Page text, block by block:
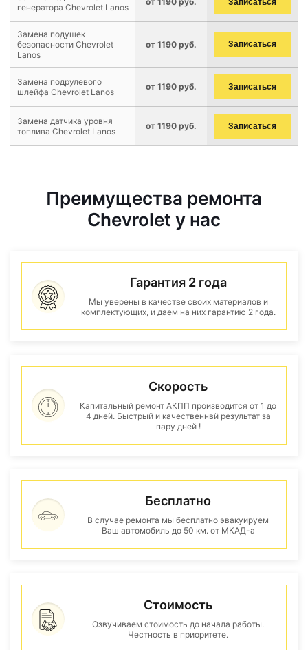
генератора Chevrolet Lanos
Записаться
Замена подушек
безопасности Chevrolet
Lanos
от 1190 руб. Записаться
Замена подрулевого
шлейфа Chevrolet Lanos
от 1190 руб. Записаться
Замена датчика уровня
топлива Chevrolet Lanos
от 1190 руб. Записаться
Преимущества ремонта
Chevrolet у нас
Гарантия 2 года
Мы уверены в качестве своих материалов и
комплектующих, и даем на них гарантию 2 года.
Скорость
Капитальный ремонт АКПП производится от 1 до
4 дней. Быстрый и качественнвй результат за
пару дней !
Бесплатно
В случае ремонта мы бесплатно эвакуируем
Ваш автомобиль до 50 км. от МКАД-а
Стоимость
Озвучиваем стоимость до начала работы.
Честность в приоритете.